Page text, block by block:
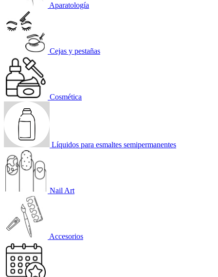
Aparatología
Cejas y pestañas
Cosmética
Líquidos para esmaltes semipermanentes
Nail Art
Accesorios